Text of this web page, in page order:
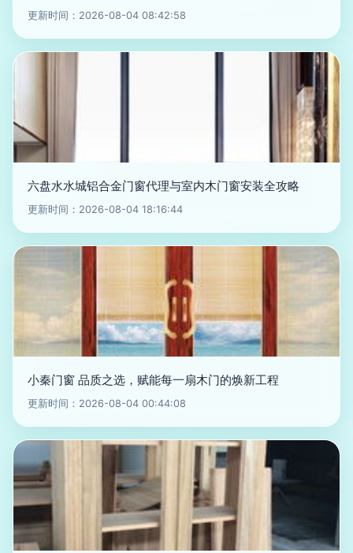
更新时间：2026-08-04 08:42:58
六盘水水城铝合金门窗代理与室内木门窗安装全攻略
更新时间：2026-08-04 18:16:44
小秦门窗 品质之选，赋能每一扇木门的焕新工程
更新时间：2026-08-04 00:44:08